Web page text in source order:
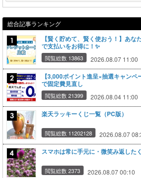
総合記事ランキング
【賢く貯めて、賢く使おう！】あな
で支払いをお得に！✨
閲覧総数 13863 2026.08.07 11:00
【3,000ポイント進呈×抽選キャンペ
で固定費見直し
閲覧総数 21399 2026.08.04 11:00
楽天ラッキーくじ一覧（PC版）
閲覧総数 11202128 2026.08.07
スマホは常に手元に・微笑み返した
閲覧総数 2373 2026.08.07 00:10